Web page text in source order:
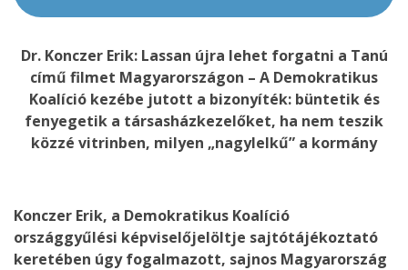
Dr. Konczer Erik: Lassan újra lehet forgatni a Tanú
című filmet Magyarországon – A Demokratikus
Koalíció kezébe jutott a bizonyíték: büntetik és
fenyegetik a társasházkezelőket, ha nem teszik
közzé vitrinben, milyen „nagylelkű” a kormány
Konczer Erik, a Demokratikus Koalíció
országgyűlési képviselőjelöltje sajtótájékoztató
keretében úgy fogalmazott, sajnos Magyarország